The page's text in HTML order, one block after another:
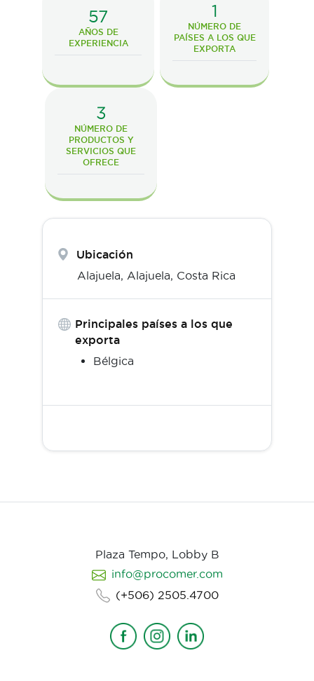
57
AÑOS DE
EXPERIENCIA
1
NÚMERO DE
PAÍSES A LOS QUE
EXPORTA
3
NÚMERO DE
PRODUCTOS Y
SERVICIOS QUE
OFRECE
Ubicación
Alajuela, Alajuela, Costa Rica
Principales países a los que
exporta
Bélgica
Plaza Tempo, Lobby B
info@procomer.com
(+506) 2505.4700